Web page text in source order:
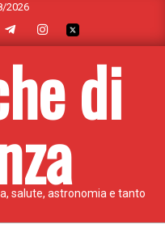
2026
di
salute, astronomia e tanto